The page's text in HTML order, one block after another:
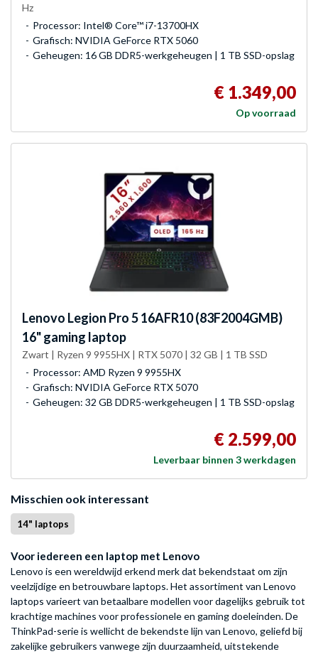
Hz
Processor: Intel® Core™ i7-13700HX
Grafisch: NVIDIA GeForce RTX 5060
Geheugen: 16 GB DDR5-werkgeheugen | 1 TB SSD-opslag
€ 1.349,00
Op voorraad
Lenovo Legion Pro 5 16AFR10 (83F2004GMB)
16" gaming laptop
Zwart | Ryzen 9 9955HX | RTX 5070 | 32 GB | 1 TB SSD
Processor: AMD Ryzen 9 9955HX
Grafisch: NVIDIA GeForce RTX 5070
Geheugen: 32 GB DDR5-werkgeheugen | 1 TB SSD-opslag
€ 2.599,00
Leverbaar binnen 3 werkdagen
Misschien ook interessant
14" laptops
Voor iedereen een laptop met Lenovo
Lenovo is een wereldwijd erkend merk dat bekendstaat om zijn
veelzijdige en betrouwbare laptops. Het assortiment van Lenovo
laptops varieert van betaalbare modellen voor dagelijks gebruik tot
krachtige machines voor professionele en gaming doeleinden. De
ThinkPad-serie is wellicht de bekendste lijn van Lenovo, geliefd bij
zakelijke gebruikers vanwege zijn duurzaamheid, uitstekende